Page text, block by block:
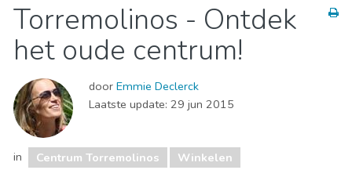
Stranden
Winkelen
Torremolinos - Ontdek
het oude centrum!
door Emmie Declerck
Laatste update: 29 jun 2015
in Centrum Torremolinos Winkelen